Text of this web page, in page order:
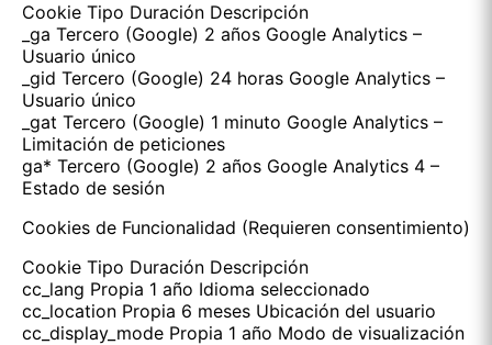
Cookie Tipo Duración Descripción
_ga Tercero (Google) 2 años Google Analytics –
Usuario único
_gid Tercero (Google) 24 horas Google Analytics –
Usuario único
_gat Tercero (Google) 1 minuto Google Analytics –
Limitación de peticiones
ga* Tercero (Google) 2 años Google Analytics 4 –
Estado de sesión
Cookies de Funcionalidad (Requieren consentimiento)
Cookie Tipo Duración Descripción
cc_lang Propia 1 año Idioma seleccionado
cc_location Propia 6 meses Ubicación del usuario
cc_display_mode Propia 1 año Modo de visualización